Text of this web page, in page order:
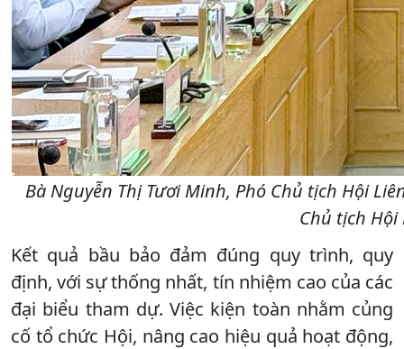
Bà Nguyễn Thị Tươi Minh, Phó Chủ tịch Hội
Chủ tịch
Kết quả bầu bảo đảm đúng quy trình, quy
định, với sự thống nhất, tín nhiệm cao của các
đại biểu tham dự. Việc kiện toàn nhằm củng
cố tổ chức Hội, nâng cao hiệu quả hoạt động,